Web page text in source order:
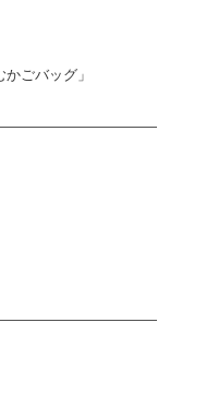
ごバッグ」